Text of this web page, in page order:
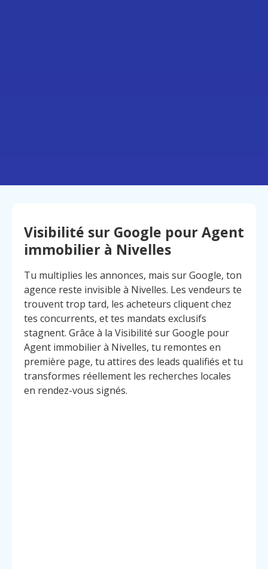
Visibilité sur Google pour Agent
immobilier à Nivelles
Tu multiplies les annonces, mais sur Google, ton
agence reste invisible à Nivelles. Les vendeurs te
trouvent trop tard, les acheteurs cliquent chez
tes concurrents, et tes mandats exclusifs
stagnent. Grâce à la Visibilité sur Google pour
Agent immobilier à Nivelles, tu remontes en
première page, tu attires des leads qualifiés et tu
transformes réellement les recherches locales
en rendez-vous signés.